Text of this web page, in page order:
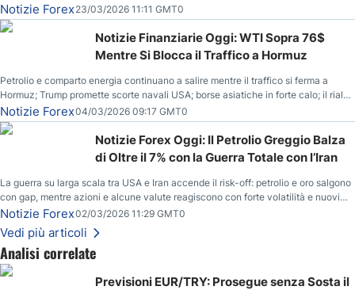
correzione; il petrolio greggio resta stabile.
Notizie Forex23/03/2026 11:11 GMT0
Notizie Finanziarie Oggi: WTI Sopra 76$
Mentre Si Blocca il Traffico a Hormuz
Petrolio e comparto energia continuano a salire mentre il traffico si ferma a
Hormuz; Trump promette scorte navali USA; borse asiatiche in forte calo; il rialzo
del gas naturale mette pressione all’euro.
Notizie Forex04/03/2026 09:17 GMT0
Notizie Forex Oggi: Il Petrolio Greggio Balza
di Oltre il 7% con la Guerra Totale con l’Iran
La guerra su larga scala tra USA e Iran accende il risk-off: petrolio e oro salgono
con gap, mentre azioni e alcune valute reagiscono con forte volatilità e nuovi
livelli da monitorare.
Notizie Forex02/03/2026 11:29 GMT0
Vedi più articoli
Analisi correlate
Previsioni EUR/TRY: Prosegue senza Sosta il